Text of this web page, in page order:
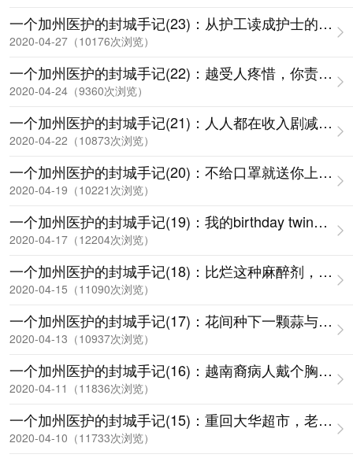
一个加州医护的封城手记(23)：从护工读成护士的瑟玛
2020-04-27（10176次浏览）
一个加州医护的封城手记(22)：越受人疼惜，你责任越
2020-04-24（9360次浏览）
一个加州医护的封城手记(21)：人人都在收入剧减，包
2020-04-22（10873次浏览）
一个加州医护的封城手记(20)：不给口罩就送你上战场
2020-04-19（10221次浏览）
一个加州医护的封城手记(19)：我的birthday twins 黑
2020-04-17（12204次浏览）
一个加州医护的封城手记(18)：比烂这种麻醉剂， 人
2020-04-15（11090次浏览）
一个加州医护的封城手记(17)：花间种下一颗蒜与共克
2020-04-13（10937次浏览）
一个加州医护的封城手记(16)：越南裔病人戴个胸罩在
2020-04-11（11836次浏览）
一个加州医护的封城手记(15)：重回大华超市，老干妈
2020-04-10（11733次浏览）